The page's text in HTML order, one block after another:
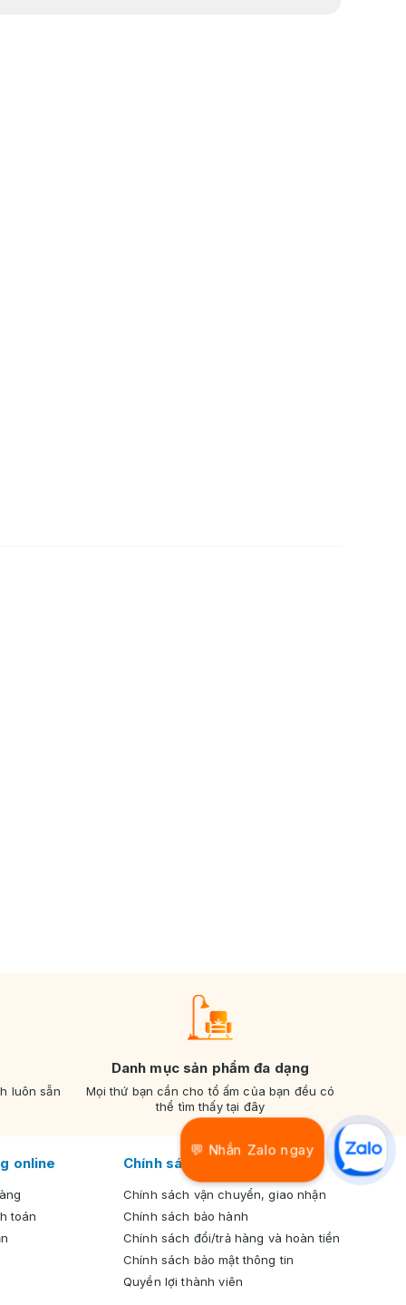
💬 Nhắn Zalo ngay
luôn sẵn
Danh mục sản phẩm đa dạng
Mọi thứ bạn cần cho tổ ấm của bạn đều có
thể tìm thấy tại đây
online
toán
Chính sách chung
Chính sách vận chuyển, giao nhận
Chính sách bảo hành
Chính sách đổi/trả hàng và hoàn tiền
Chính sách bảo mật thông tin
Quyền lợi thành viên